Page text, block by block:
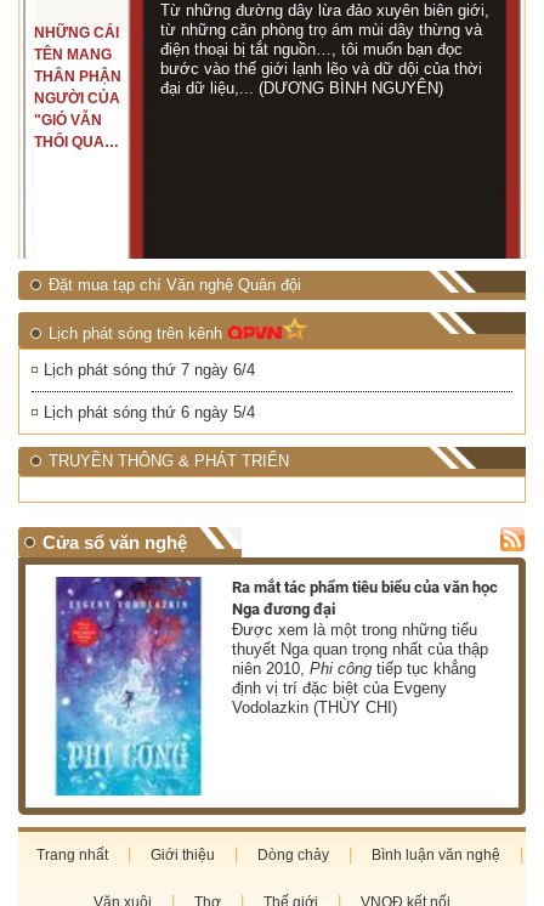
NHỮNG CÁI
TÊN MANG
THÂN PHẬN
NGƯỜI CỦA
"GIÓ VẪN
THỔI QUA
Từ những đường dây lừa đảo xuyên biên giới,
từ những căn phòng trọ ám mùi dây thừng và
điện thoại bị tắt nguồn…, tôi muốn bạn đọc
bước vào thế giới lạnh lẽo và dữ dội của thời
đại dữ liệu,... (DƯƠNG BÌNH NGUYÊN)
Đặt mua tạp chí Văn nghệ Quân đội
Lịch phát sóng trên kênh
Lịch phát sóng thứ 7 ngày 6/4
Lịch phát sóng thứ 6 ngày 5/4
TRUYỀN THÔNG & PHÁT TRIỂN
Cửa sổ văn nghệ
Ra mắt tác phẩm tiêu biểu của văn học
Nga đương đại
Được xem là một trong những tiểu
thuyết Nga quan trọng nhất của thập
niên 2010,Phi công tiếp tục khẳng
định vị trí đặc biệt của Evgeny
Vodolazkin (THÙY CHI)
Trang nhất Giới thiệu Dòng chảy Bình luận văn nghệ
Văn xuôi Thơ Thế giới VNQĐ kết nối